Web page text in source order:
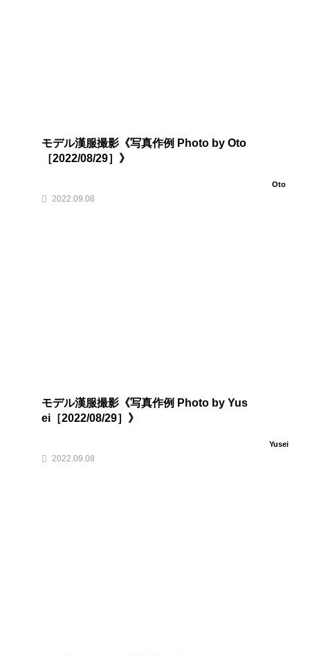
モデル漢服撮影《写真作例 Photo by Oto
［2022/08/29］》
Oto
2022.09.08
モデル漢服撮影《写真作例 Photo by Yus
ei［2022/08/29］》
Yusei
2022.09.08